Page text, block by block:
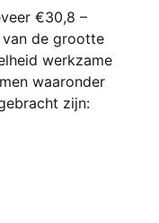
€30,8 –
de grootte
werkzame
waaronder
zijn: